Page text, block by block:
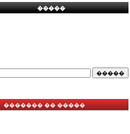
�����
������� �� �����